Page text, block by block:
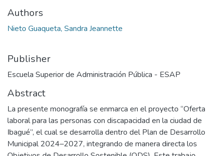
Authors
Nieto Guaqueta, Sandra Jeannette
Publisher
Escuela Superior de Administración Pública - ESAP
Abstract
La presente monografía se enmarca en el proyecto “Oferta
laboral para las personas con discapacidad en la ciudad de
Ibagué”, el cual se desarrolla dentro del Plan de Desarrollo
Municipal 2024–2027, integrando de manera directa los